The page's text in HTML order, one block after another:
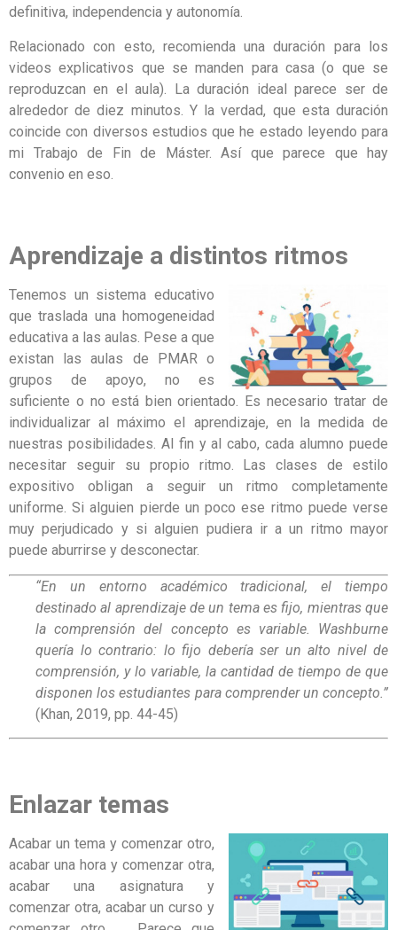
definitiva, independencia y autonomía.
Relacionado con esto, recomienda una duración para los
videos explicativos que se manden para casa (o que se
reproduzcan en el aula). La duración ideal parece ser de
alrededor de diez minutos. Y la verdad, que esta duración
coincide con diversos estudios que he estado leyendo para
mi Trabajo de Fin de Máster. Así que parece que hay
convenio en eso.
Aprendizaje a distintos ritmos
Tenemos un sistema educativo
que traslada una homogeneidad
educativa a las aulas. Pese a que
existan las aulas de PMAR o
grupos de apoyo, no es
suficiente o no está bien orientado. Es necesario tratar de
individualizar al máximo el aprendizaje, en la medida de
nuestras posibilidades. Al fin y al cabo, cada alumno puede
necesitar seguir su propio ritmo. Las clases de estilo
expositivo obligan a seguir un ritmo completamente
uniforme. Si alguien pierde un poco ese ritmo puede verse
muy perjudicado y si alguien pudiera ir a un ritmo mayor
puede aburrirse y desconectar.
“En un entorno académico tradicional, el tiempo
destinado al aprendizaje de un tema es fijo, mientras que
la comprensión del concepto es variable. Washburne
quería lo contrario: lo fijo debería ser un alto nivel de
comprensión, y lo variable, la cantidad de tiempo de que
disponen los estudiantes para comprender un concepto.”
(Khan, 2019, pp. 44-45)
Enlazar temas
Acabar un tema y comenzar otro,
acabar una hora y comenzar otra,
acabar una asignatura y
comenzar otra, acabar un curso y